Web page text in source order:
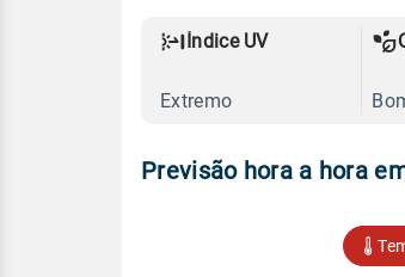
Índice UV
Extremo
Previsão hora a hora